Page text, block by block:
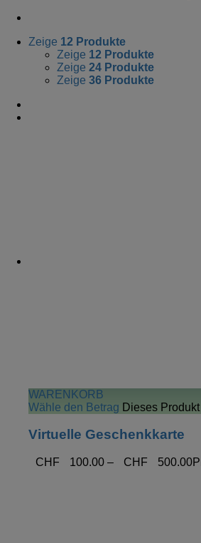
Zeige 12 Produkte
Zeige 12 Produkte
Zeige 24 Produkte
Zeige 36 Produkte
WARENKORB
Wähle den Betrag Dieses
Virtuelle Geschenkkarte
CHF 100.00 – CHF 500.00